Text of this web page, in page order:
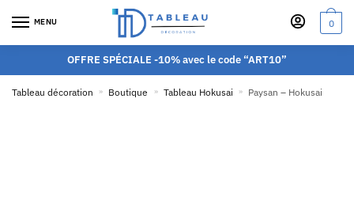
MENU 0
OFFRE SPÉCIALE -10% avec le code “ART10”
Tableau décoration » Boutique » Tableau Hokusai » Paysan – Hokusai